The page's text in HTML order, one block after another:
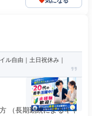
ル自由｜土日祝休み｜
（長期勤続によるキャ